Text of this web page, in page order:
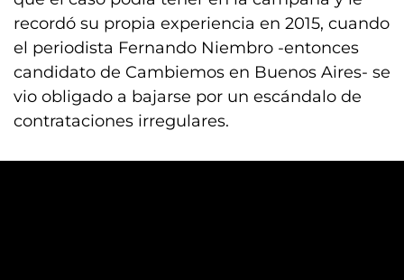
recordó su propia experiencia en 2015, cuando
el periodista Fernando Niembro -entonces
candidato de Cambiemos en Buenos Aires- se
vio obligado a bajarse por un escándalo de
contrataciones irregulares.